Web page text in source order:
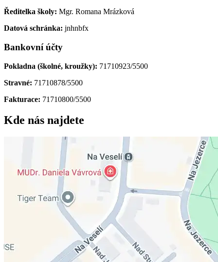
Ředitelka školy: Mgr. Romana Mrázková
Datová schránka: jnhnbfx
Bankovní účty
Pokladna (školné, kroužky): 71710923/5500
Stravné: 71710878/5500
Fakturace: 71710800/5500
Kde nás najdete